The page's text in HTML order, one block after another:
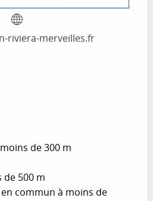
riviera-merveilles.fr
de 300 m
de 500 m
commun à moins de